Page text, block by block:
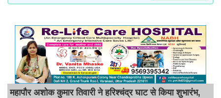
महापौर अशोक कुमार तिवारी ने हरिश्चंद्र घाट से किया शुभारंभ,